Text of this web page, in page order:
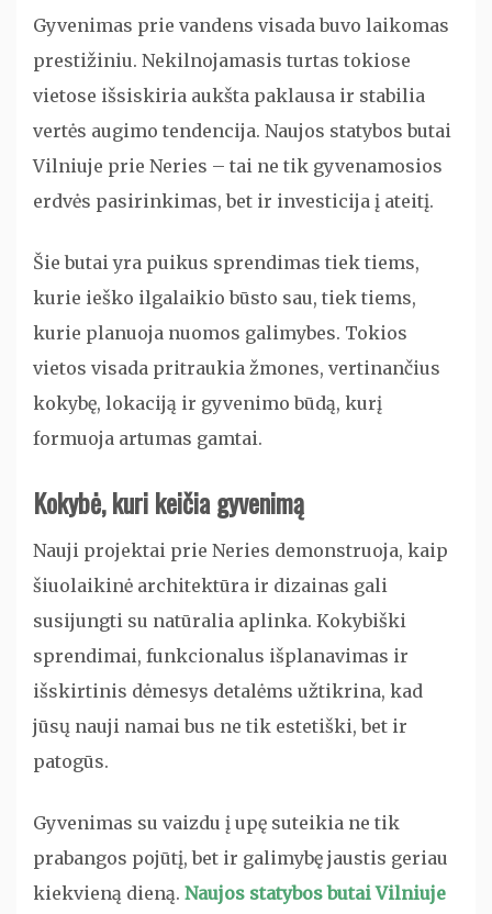
Gyvenimas prie vandens visada buvo laikomas
prestižiniu. Nekilnojamasis turtas tokiose
vietose išsiskiria aukšta paklausa ir stabilia
vertės augimo tendencija. Naujos statybos butai
Vilniuje prie Neries – tai ne tik gyvenamosios
erdvės pasirinkimas, bet ir investicija į ateitį.
Šie butai yra puikus sprendimas tiek tiems,
kurie ieško ilgalaikio būsto sau, tiek tiems,
kurie planuoja nuomos galimybes. Tokios
vietos visada pritraukia žmones, vertinančius
kokybę, lokaciją ir gyvenimo būdą, kurį
formuoja artumas gamtai.
Kokybė, kuri keičia gyvenimą
Nauji projektai prie Neries demonstruoja, kaip
šiuolaikinė architektūra ir dizainas gali
susijungti su natūralia aplinka. Kokybiški
sprendimai, funkcionalus išplanavimas ir
išskirtinis dėmesys detalėms užtikrina, kad
jūsų nauji namai bus ne tik estetiški, bet ir
patogūs.
Gyvenimas su vaizdu į upę suteikia ne tik
prabangos pojūtį, bet ir galimybę jaustis geriau
kiekvieną dieną. Naujos statybos butai Vilniuje